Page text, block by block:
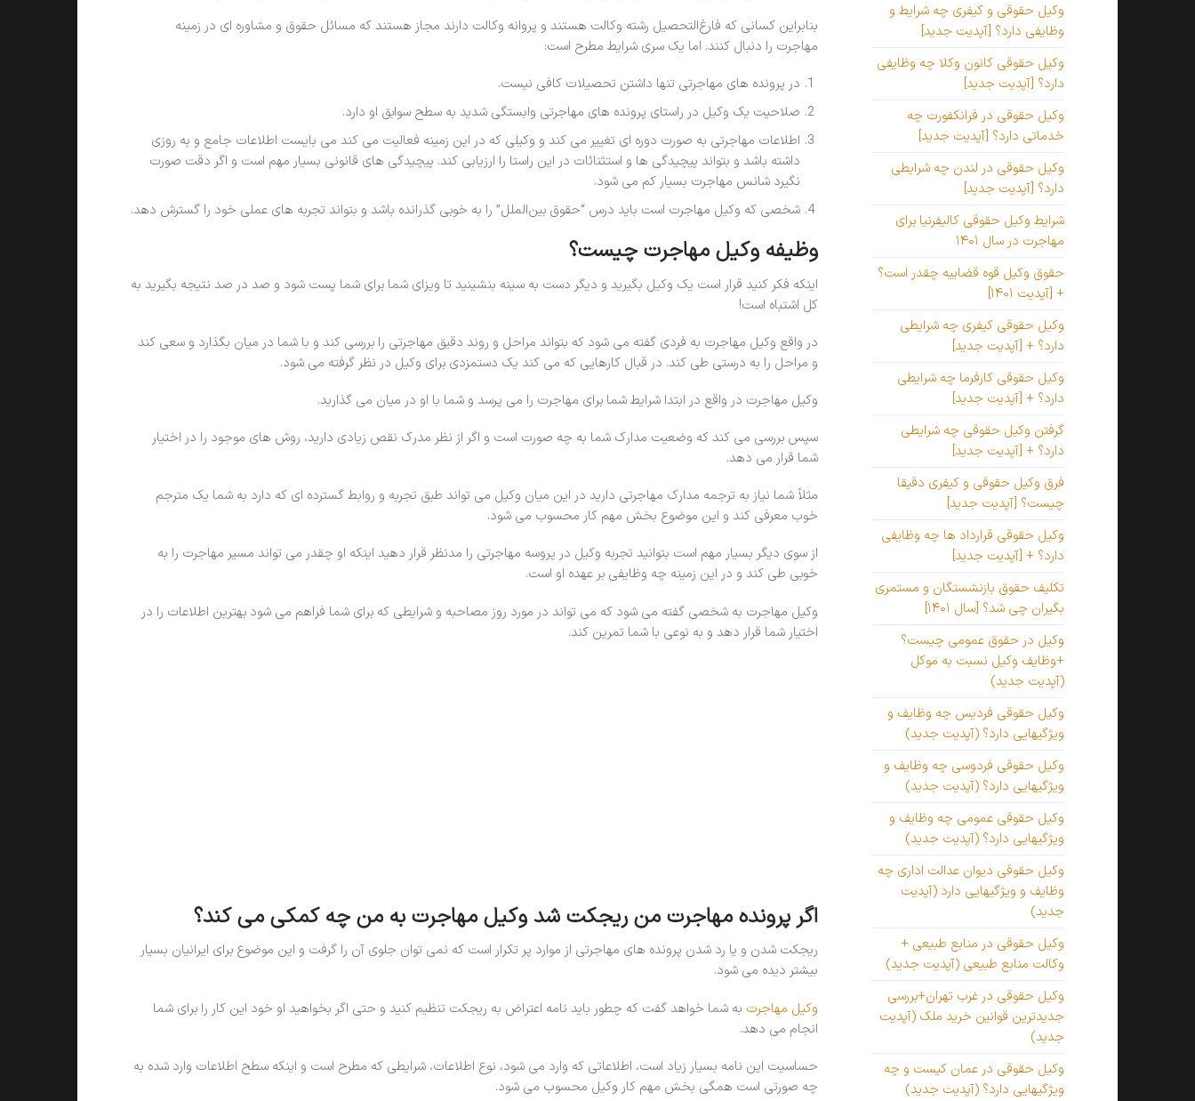
وکیل حقوقی و کیفری چه شرایط و
وظایفی دارد؟ [آپدیت جدید]
وکیل حقوقی کانون وکلا چه وظایفی
دارد؟ [آپدیت جدید]
وکیل حقوقی در فرانکفورت چه
خدماتی دارد؟ [آپدیت جدید]
وکیل حقوقی در لندن چه شرایطی
دارد؟ [آپدیت جدید]
شرایط وکیل حقوقی کالیفرنیا برای
مهاجرت در سال ۱۴۰۱
حقوق وکیل قوه قضاییه چقدر است؟
+ [آپدیت ۱۴۰۱]
وکیل حقوقی کیفری چه شرایطی
دارد؟ + [آپدیت جدید]
وکیل حقوقی کارفرما چه شرایطی
دارد؟ + [آپدیت جدید]
گرفتن وکیل حقوقی چه شرایطی
دارد؟ + [آپدیت جدید]
فرق وکیل حقوقی و کیفری دقیقا
چیست؟ [آپدیت جدید]
وکیل حقوقی قرارداد ها چه وظایفی
دارد؟ + [آپدیت جدید]
تکلیف حقوق بازنشستگان و مستمری
بگیران چی شد؟ [سال ۱۴۰۱]
وکیل در حقوق عمومی چیست؟
+وظایف وکیل نسبت به موکل
(آپدیت جدید)
وکیل حقوقی فردیس چه وظایف و
ویژگیهایی دارد؟ (آپدیت جدید)
وکیل حقوقی فردوسی چه وظایف و
ویژگیهایی دارد؟ (آپدیت جدید)
وکیل حقوقی عمومی چه وظایف و
ویژگیهایی دارد؟ (آپدیت جدید)
وکیل حقوقی دیوان عدالت اداری چه
وظایف و ویژگیهایی دارد (آپدیت
جدید)
وکیل حقوقی در منابع طبیعی +
وکالت منابع طبیعی (آپدیت جدید)
وکیل حقوقی در غرب تهران+بررسی
جدیدترین قوانین خرید ملک (آپدیت
جدید)
وکیل حقوقی در عمان کیست و چه
ویژگیهایی دارد؟ (آپدیت جدید)
بنابراین کسانی که فارغ‌التحصیل رشته وکالت هستند و پروانه وکالت دارند مجاز هستند که مسائل حقوق و مشاوره ای در زمینه
مهاجرت را دنبال کنند. اما یک سری شرایط مطرح است:
در پرونده های مهاجرتی تنها داشتن تحصیلات کافی نیست.
صلاحیت یک وکیل در راستای پرونده های مهاجرتی وابستگی شدید به سطح سوابق او دارد.
اطلاعات مهاجرتی به صورت دوره ای تغییر می کند و وکیلی که در این زمینه فعالیت می کند می بایست اطلاعات جامع و به روزی
داشته باشد و بتواند پیچیدگی ها و استثنائات در این راستا را ارزیابی کند. پیچیدگی های قانونی بسیار مهم است و اگر دقت صورت
نگیرد شانس مهاجرت بسیار کم می شود.
شخصی که وکیل مهاجرت است باید درس “حقوق بین‌الملل” را به خوبی گذرانده باشد و بتواند تجربه های عملی خود را گسترش دهد.
وظیفه وکیل مهاجرت چیست؟
اینکه فکر کنید قرار است یک وکیل بگیرید و دیگر دست به سینه بنشینید تا ویزای شما برای شما پست شود و صد در صد نتیجه بگیرید به
کل اشتباه است!
در واقع وکیل مهاجرت به فردی گفته می شود که بتواند مراحل و روند دقیق مهاجرتی را بررسی کند و با شما در میان بگذارد و سعی کند
و مراحل را به درستی طی کند. در قبال کارهایی که می کند یک دستمزدی برای وکیل در نظر گرفته می شود.
وکیل مهاجرت در واقع در ابتدا شرایط شما برای مهاجرت را می پرسد و شما با او در میان می گذارید.
سپس بررسی می کند که وضعیت مدارک شما به چه صورت است و اگر از نظر مدرک نقص زیادی دارید، روش های موجود را در اختیار
شما قرار می دهد.
مثلاً شما نیاز به ترجمه مدارک مهاجرتی دارید در این میان وکیل می تواند طبق تجربه و روابط گسترده ای که دارد به شما یک مترجم
خوب معرفی کند و این موضوع بخش مهم کار محسوب می شود.
از سوی دیگر بسیار مهم است بتوانید تجربه وکیل در پروسه مهاجرتی را مدنظر قرار دهید اینکه او چقدر می تواند مسیر مهاجرت را به
خوبی طی کند و در این زمینه چه وظایفی بر عهده او است.
وکیل مهاجرت به شخصی گفته می شود که می تواند در مورد روز مصاحبه و شرایطی که برای شما فراهم می شود بهترین اطلاعات را در
اختیار شما قرار دهد و به نوعی با شما تمرین کند.
اگر پرونده مهاجرت من ریجکت شد وکیل مهاجرت به من چه کمکی می کند؟
ریجکت شدن و یا رد شدن پرونده های مهاجرتی از موارد پر تکرار است که نمی توان جلوی آن را گرفت و این موضوع برای ایرانیان بسیار
بیشتر دیده می شود.
وکیل مهاجرت به شما خواهد گفت که چطور باید نامه اعتراض به ریجکت تنظیم کنید و حتی اگر بخواهید او خود این کار را برای شما
انجام می دهد.
حساسیت این نامه بسیار زیاد است، اطلاعاتی که وارد می شود، نوع اطلاعات، شرایطی که مطرح است و اینکه سطح اطلاعات وارد شده به
چه صورتی است همگی بخش مهم کار وکیل محسوب می شود.